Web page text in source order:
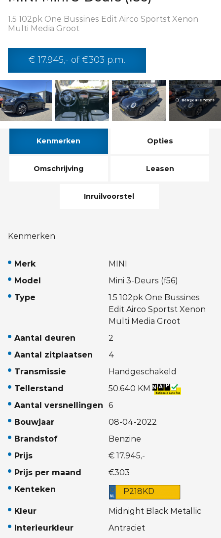
1.5 102pk One Bussines Edit Airco Sportst Xenon
Multi Media Groot
€ 17.945,- of €303 p.m.
Bekijk alle foto’s
Kenmerken Opties
Omschrijving Leasen
Inruilvoorstel
Kenmerken
Merk
MINI
Model
Mini 3-Deurs (f56)
Type
1.5 102pk One Bussines
Edit Airco Sportst Xenon
Multi Media Groot
Aantal deuren
2
Aantal zitplaatsen
4
Transmissie
Handgeschakeld
Tellerstand
50.640 KM
Aantal versnellingen
6
Bouwjaar
08-04-2022
Brandstof
Benzine
Prijs
€ 17.945,-
Prijs per maand
€303
Kenteken
P218KD
Kleur
Midnight Black Metallic
Interieurkleur
Antraciet